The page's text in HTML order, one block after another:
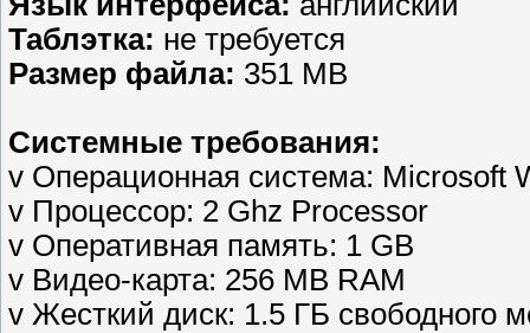
Таблэтка: не требуется
Размер файла: 351 MB
Системные требования:
v Операционная система: Microsoft
v Процессор: 2 Ghz Processor
v Оперативная память: 1 GB
v Видео-карта: 256 MВ RAM
v Жесткий диск: 1.5 ГБ свободного